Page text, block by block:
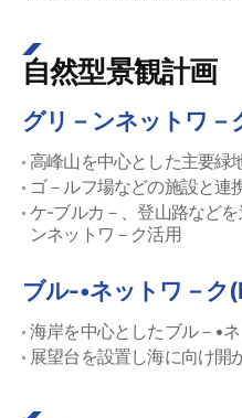
自然型景観計画
グリ－ンネットワ
高峰山を中心とした主要緑
ゴ－ルフ場などの施設と連
ケ-ブルカ－、登山路など
ンネットワ－ク活用
ブル-•ネットワ－ク
海岸を中心としたブル－•
展望台を設置し海に向け開